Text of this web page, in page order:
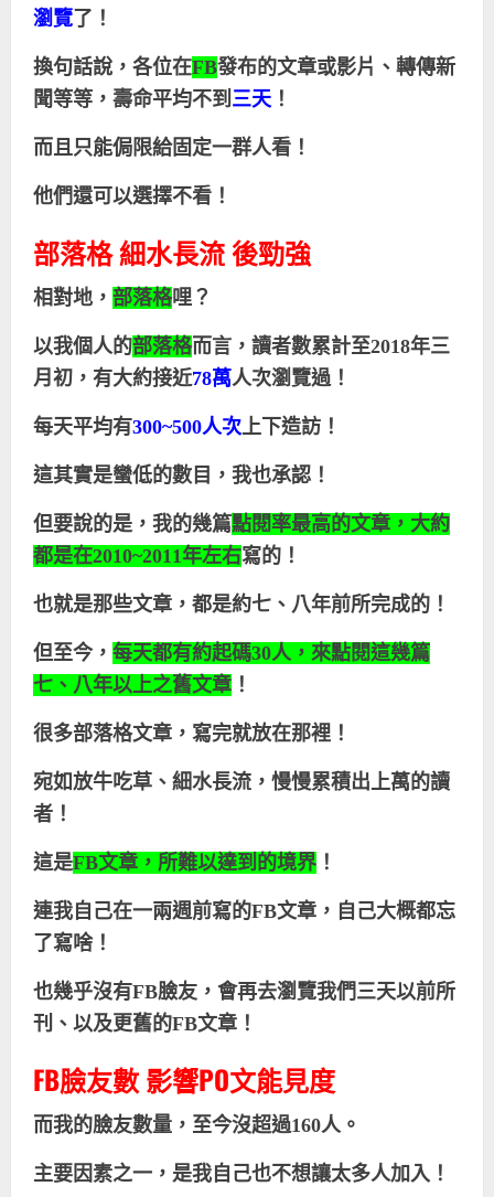
瀏覽 了！
換句話說，各位在FB發布的文章或影片、轉傳新
聞等等，壽命平均不到 三天！
而且只能侷限給固定一群人看！
他們還可以選擇不看！
部落格 細水長流 後勁強
相對地， 部落格哩？
以我個人的部落格而言，讀者數累計至2018年三
月初，有大約接近78萬人次瀏覽過！
每天平均有300~500人次上下造訪！
這其實是蠻低的數目，我也承認！
但要說的是，我的幾篇點閱率最高的文章，大約
都是在2010~2011年左右寫的！
也就是那些文章，都是約七、八年前所完成的！
但至今， 每天都有約起碼30人，來點閱這幾篇
七、八年以上之舊文章 ！
很多部落格文章，寫完就放在那裡！
宛如放牛吃草、細水長流，慢慢累積出上萬的讀
者！
這是FB文章，所難以達到的境界 ！
連我自己在一兩週前寫的FB文章，自己大概都忘
了寫啥！
也幾乎沒有FB臉友，會再去瀏覽我們三天以前所
刊、以及更舊的FB文章！
FB臉友數 影響PO文能見度
而我的臉友數量，至今沒超過160人。
主要因素之一，是我自己也不想讓太多人加入！